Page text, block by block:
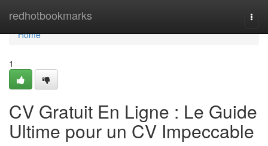
redhotbookmarks
Home
Home
1
CV Gratuit En Ligne : Le Guide
Ultime pour un CV Impeccable